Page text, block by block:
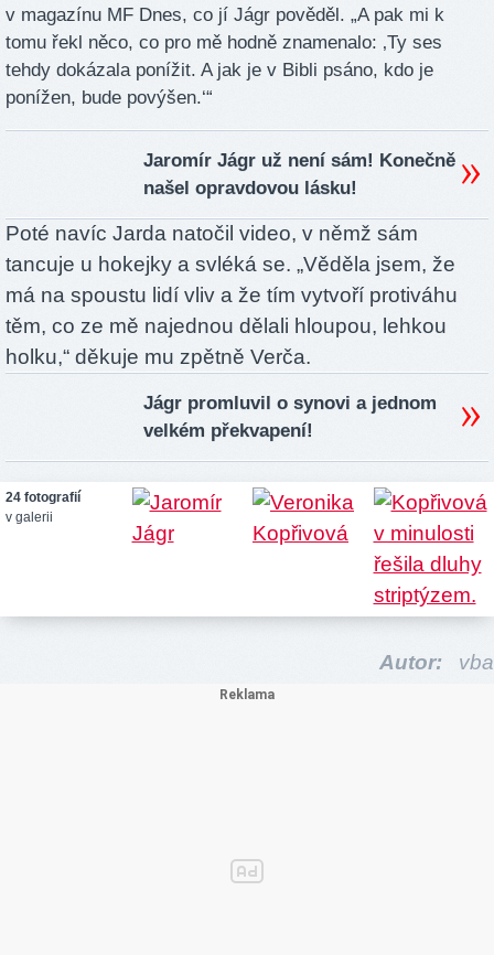
v magazínu MF Dnes, co jí Jágr pověděl. „A pak mi k
tomu řekl něco, co pro mě hodně znamenalo: ‚Ty ses
tehdy dokázala ponížit. A jak je v Bibli psáno, kdo je
ponížen, bude povýšen.‘“
Jaromír Jágr už není sám! Konečně
našel opravdovou lásku!
Poté navíc Jarda natočil video, v němž sám
tancuje u hokejky a svléká se. „Věděla jsem, že
má na spoustu lidí vliv a že tím vytvoří protiváhu
těm, co ze mě najednou dělali hloupou, lehkou
holku,“ děkuje mu zpětně Verča.
Jágr promluvil o synovi a jednom
velkém překvapení!
24 fotografií
v galerii
Autor: vba